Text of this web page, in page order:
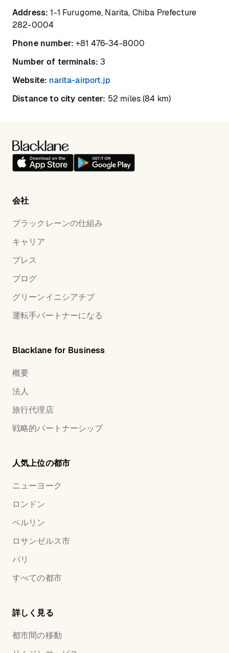
Address: 1-1 Furugome, Narita, Chiba Prefecture
282-0004
Phone number: +81 476-34-8000
Number of terminals: 3
Website: narita-airport.jp
Distance to city center: 52 miles (84 km)
会社
ブラックレーンの仕組み
キャリア
プレス
ブログ
グリーンイニシアチブ
運転手パートナーになる
Blacklane for Business
概要
法人
旅行代理店
戦略的パートナーシップ
人気上位の都市
ニューヨーク
ロンドン
ベルリン
ロサンゼルス市
パリ
すべての都市
詳しく見る
都市間の移動